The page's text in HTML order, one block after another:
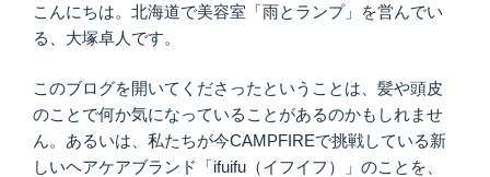
こんにちは。北海道で美容室「雨とランプ」を営んでい
る、大塚卓人です。
このブログを開いてくださったということは、髪や頭皮
のことで何か気になっていることがあるのかもしれませ
ん。あるいは、私たちが今CAMPFIREで挑戦している新
しいヘアケアブランド「ifuifu（イフイフ）」のことを、